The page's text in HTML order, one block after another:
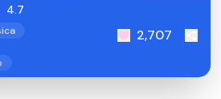
4.7
2,707